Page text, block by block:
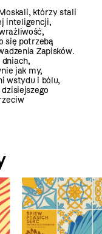
którzy stali
inteligencji,
się potrzebą
Zapisków.
jak my,
wstydu i bólu,